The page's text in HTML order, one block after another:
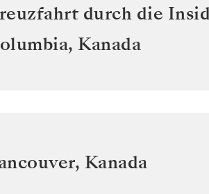
durch die
, Kanada
, Kanada